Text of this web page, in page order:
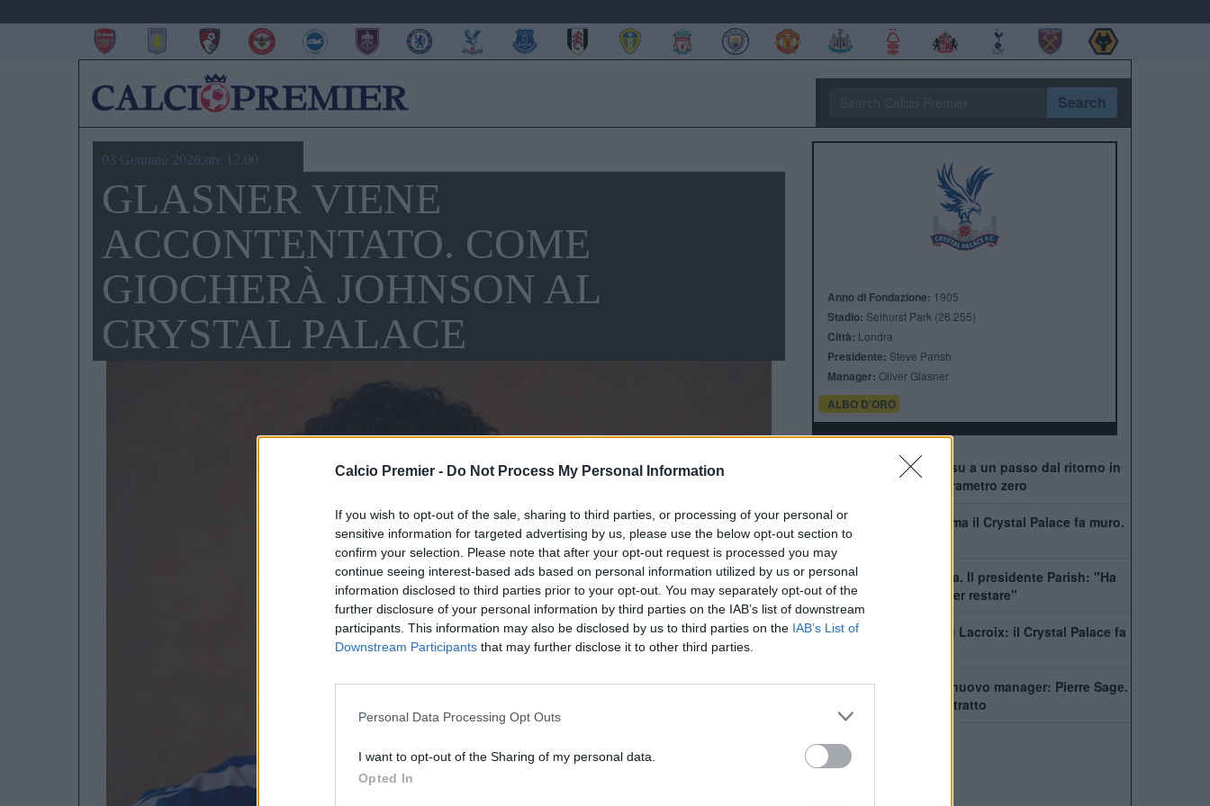
Calcio Premier - Do Not Process My Personal Information
If you wish to opt-out of the sale, sharing to third parties, or processing of your personal or
sensitive information for targeted advertising by us, please use the below opt-out section to
confirm your selection. Please note that after your opt-out request is processed you may
continue seeing interest-based ads based on personal information utilized by us or personal
information disclosed to third parties prior to your opt-out. You may separately opt-out of the
further disclosure of your personal information by third parties on the IAB’s list of downstream
participants. This information may also be disclosed by us to third parties on the IAB’s List of
Downstream Participants that may further disclose it to other third parties.
Personal Data Processing Opt Outs
I want to opt-out of the Sharing of my personal data.
Opted In
Search
03 Gennaio 2026,ore 12.00
GLASNER VIENE
ACCONTENTATO. COME
GIOCHERÀ JOHNSON AL
CRYSTAL PALACE
Anno di Fondazione: 1905
Stadio: Selhurst Park (26.255)
Città: Londra
Presidente: Steve Parish
Manager: Oliver Glasner
ALBO D'ORO
Crystal Palace, Tomiyasu a un passo dal ritorno in
Premier: trattativa a parametro zero
Alonso vuole Lacroix, ma il Crystal Palace fa muro.
Ecco la richiesta
Palace, rinnova Kamada. Il presidente Parish: "Ha
rifiutato molte offerte per restare"
Chelsea, fari puntati su Lacroix: il Crystal Palace fa
Crystal Palace, ecco il nuovo manager: Pierre Sage.
I dettagli e il super contratto